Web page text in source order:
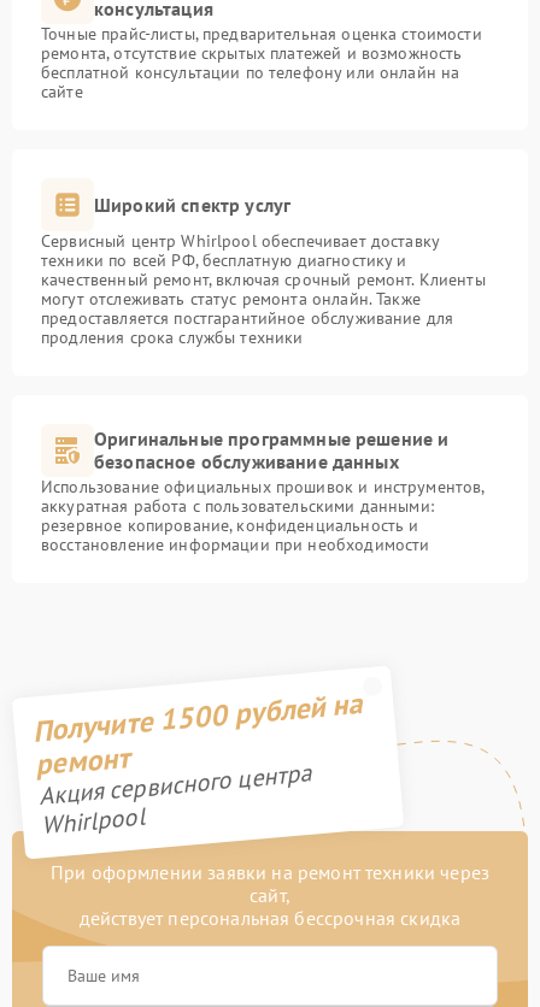
консультация
Точные прайс-листы, предварительная оценка стоимости
ремонта, отсутствие скрытых платежей и возможность
бесплатной консультации по телефону или онлайн на
сайте
Широкий спектр услуг
Сервисный центр Whirlpool обеспечивает доставку
техники по всей РФ, бесплатную диагностику и
качественный ремонт, включая срочный ремонт. Клиенты
могут отслеживать статус ремонта онлайн. Также
предоставляется постгарантийное обслуживание для
продления срока службы техники
Оригинальные программные решение и
безопасное обслуживание данных
Использование официальных прошивок и инструментов,
аккуратная работа с пользовательскими данными:
резервное копирование, конфиденциальность и
восстановление информации при необходимости
Получите 1500 рублей на
ремонт
Акция сервисного центра
Whirlpool
При оформлении заявки на ремонт техники через
сайт,
действует персональная бессрочная скидка